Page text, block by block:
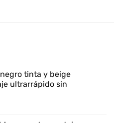
tinta y beige
ultrarrápido sin